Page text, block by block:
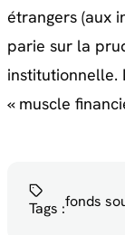
étrangers (aux
parie sur la
institutionnelle.
« muscle
Tags :fonds